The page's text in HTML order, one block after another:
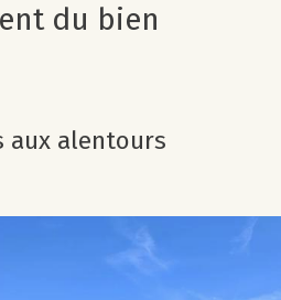
du bien
aux alentours